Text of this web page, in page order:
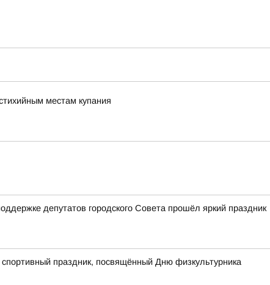
местам купания
депутатов городского Совета прошёл яркий праздник
праздник, посвящённый Дню физкультурника